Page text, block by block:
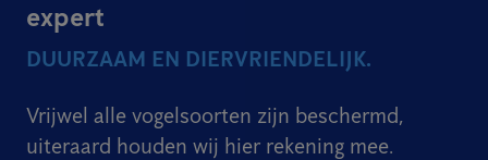
expert
DUURZAAM EN DIERVRIENDELIJK.
Vrijwel alle vogelsoorten zijn beschermd,
uiteraard houden wij hier rekening mee.